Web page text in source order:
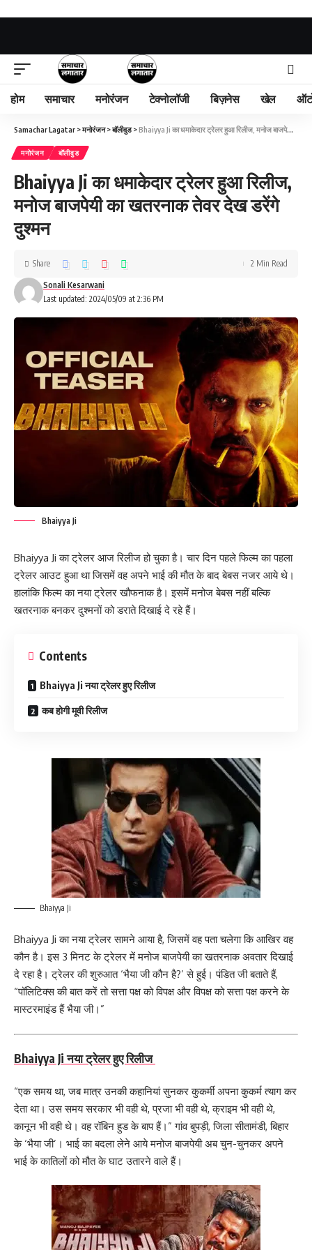
होम समाचार मनोरंजन टेक्नोलॉजी बिज़नेस खेल
Samachar Lagatar >मनोरंजन>बॉलीवुड>Bhaiyya Ji का धमाकेदार ट्रेलर हुआ रिलीज, मनोज बाजपेयी का खतरनाक तेवर देख डरेंगे दुश्मन
मनोरंजन बॉलीवुड
Bhaiyya Ji का धमाकेदार ट्रेलर हुआ रिलीज,
मनोज बाजपेयी का खतरनाक तेवर देख डरेंगे
दुश्मन
Last updated: 2024/05/09 at 2:36 PM
Sonali Kesarwani
Share 2 Min Read
Bhaiyya Ji
Bhaiyya Ji का ट्रेलर आज रिलीज हो चुका है। चार दिन पहले फिल्म का पहला
ट्रेलर आउट हुआ था जिसमें वह अपने भाई की मौत के बाद बेबस नजर आये थे।
हालांकि फिल्म का नया ट्रेलर खौफनाक है। इसमें मनोज बेबस नहीं बल्कि
खतरनाक बनकर दुश्मनों को डराते दिखाई दे रहे हैं।
Contents
Bhaiyya Ji नया ट्रेलर हुए रिलीज
कब होगी मूवी रिलीज
Bhaiyya Ji
Bhaiyya Ji का नया ट्रेलर सामने आया है, जिसमें वह पता चलेगा कि आखिर वह
कौन है। इस 3 मिनट के ट्रेलर में मनोज बाजपेयी का खतरनाक अवतार दिखाई
दे रहा है। ट्रेलर की शुरुआत ‘भैया जी कौन है?’ से हुई। पंडित जी बताते हैं,
“पॉलिटिक्स की बात करें तो सत्ता पक्ष को विपक्ष और विपक्ष को सत्ता पक्ष करने के
मास्टरमाइंड हैं भैया जी।”
Bhaiyya Ji नया ट्रेलर हुए रिलीज
“एक समय था, जब मात्र उनकी कहानियां सुनकर कुकर्मी अपना कुकर्म त्याग कर
देता था। उस समय सरकार भी वही थे, प्रजा भी वही थे, क्राइम भी वही थे,
कानून भी वही थे। वह रॉबिन हुड के बाप हैं।” गांव बुपड़ी, जिला सीतामंडी, बिहार
के ‘भैया जी’। भाई का बदला लेने आये मनोज बाजपेयी अब चुन-चुनकर अपने
भाई के कातिलों को मौत के घाट उतारने वाले हैं।